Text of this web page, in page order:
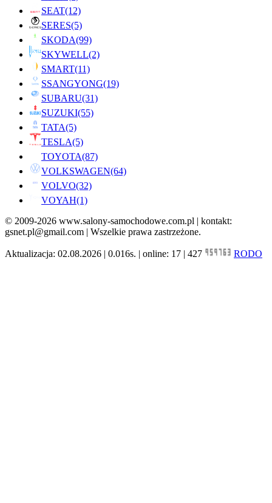
SEAT(12)
SERES(5)
SKODA(99)
SKYWELL(2)
SMART(11)
SSANGYONG(19)
SUBARU(31)
SUZUKI(55)
TATA(5)
TESLA(5)
TOYOTA(87)
VOLKSWAGEN(64)
VOLVO(32)
VOYAH(1)
© 2009-2026 www.salony-samochodowe.com.pl | kontakt:
gsnet.pl@gmail.com | Wszelkie prawa zastrzeżone.
Aktualizacja: 02.08.2026 | 0.016s. | online: 17 | 427 RODO